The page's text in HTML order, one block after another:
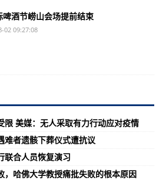
啤酒节崂山会场提前结束
02 09:27:08
限 美媒：无人采取有力行动应对疫情
难者遗骸下葬仪式遭抗议
联合人员恢复演习
，哈佛大学教授痛批失败的根本原因